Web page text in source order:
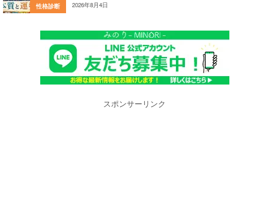
性格診断 2026年8月4日
スポンサーリンク